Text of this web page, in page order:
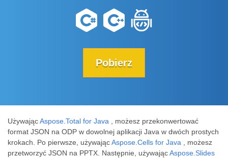
Pobierz
UżywającAspose.Total for Java , możesz przekonwertować
format JSON na ODP w dowolnej aplikacji Java w dwóch prostych
krokach. Po pierwsze, używającAspose.Cells for Java , możesz
przetworzyć JSON na PPTX. Następnie, używającAspose.Slides